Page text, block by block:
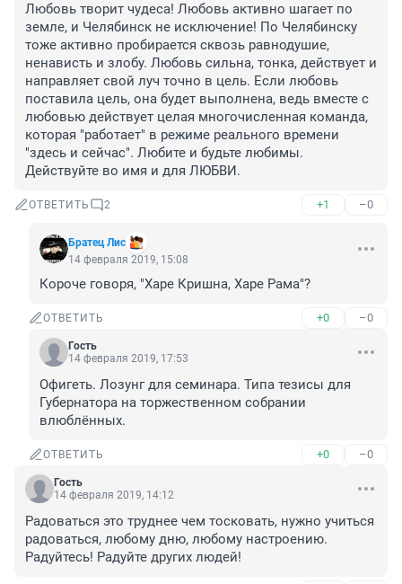
Любовь творит чудеса! Любовь активно шагает по
земле, и Челябинск не исключение! По Челябинску
тоже активно пробирается сквозь равнодушие,
ненависть и злобу. Любовь сильна, тонка, действует и
направляет свой луч точно в цель. Если любовь
поставила цель, она будет выполнена, ведь вместе с
любовью действует целая многочисленная команда,
которая "работает" в режиме реального времени
"здесь и сейчас". Любите и будьте любимы.
Действуйте во имя и для ЛЮБВИ.
ОТВЕТИТЬ 2 +1 –0
Братец Лис
14 февраля 2019, 15:08
Короче говоря, "Харе Кришна, Харе Рама"?
ОТВЕТИТЬ +0 –0
Гость
14 февраля 2019, 17:53
Офигеть. Лозунг для семинара. Типа тезисы для
Губернатора на торжественном собрании
влюблённых.
ОТВЕТИТЬ +0 –0
Гость
14 февраля 2019, 14:12
Радоваться это труднее чем тосковать, нужно учиться
радоваться, любому дню, любому настроению.
Радуйтесь! Радуйте других людей!